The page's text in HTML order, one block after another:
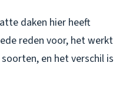
daken hier heeft
reden voor, het werkt
en het verschil is